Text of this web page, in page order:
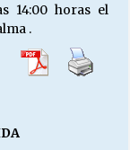
14:00 horas el
.